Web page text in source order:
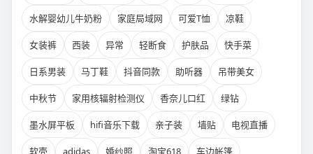
水解婴幼儿牛奶粉 家庭局域网 可爱T恤 凉鞋
女装裤 西装 异常 轻断食 护肤品 快手菜
日系男装 马丁鞋 抖音同款 助听器 吊带美女
中秋节 家用核辐射检测仪 香奈儿口红 绿钻
墨水屏平板 hifi音乐下载 亲子装 墙贴 电视直播
软壳 adidas 婚纱照 淘宝618 车边帐篷